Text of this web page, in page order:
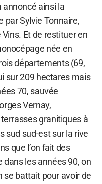
annoncé ainsi la
par Sylvie Tonnaire,
Et de restituer en
née en
départements (69,
sur 209 hectares mais
70, sauvée
Vernay,
granitiques à
sud sud-est sur la rive
que l’on fait des
les années 90, on
se battait pour avoir de